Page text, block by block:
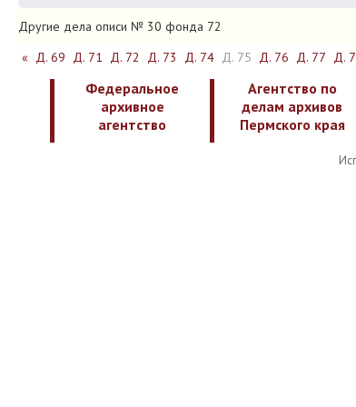
Другие дела описи № 30 фонда 72
« Д. 69 Д. 71 Д. 72 Д. 73 Д. 74 Д. 75 Д. 76 Д. 77 Д.
Федеральное
архивное
агентство
Агентство по
делам архивов
Пермского края